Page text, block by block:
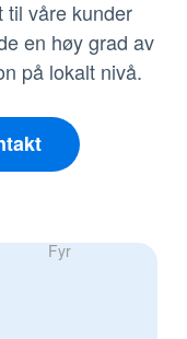
våre kunder
en høy grad av
på lokalt nivå.